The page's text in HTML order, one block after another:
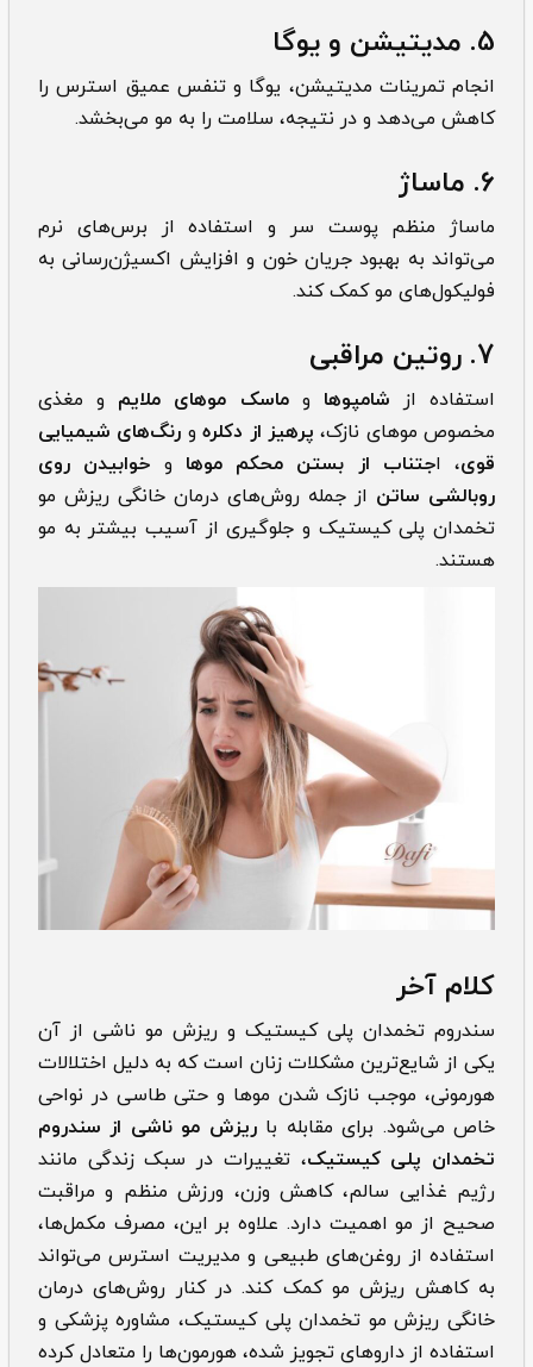
5. مدیتیشن و یوگا
انجام تمرینات مدیتیشن، یوگا و تنفس عمیق استرس را
کاهش می‌دهد و در نتیجه، سلامت را به مو می‌بخشد.
6. ماساژ
ماساژ منظم پوست سر و استفاده از برس‌های نرم
می‌تواند به بهبود جریان خون و افزایش اکسیژن‌رسانی به
فولیکول‌های مو کمک کند.
7. روتین مراقبی
استفاده از شامپوها وماسک موهای ملایم و مغذی
مخصوص موهای نازک، پرهیز از دکلرهو رنگ‌های شیمیایی
قوی، اجتناب از بستن محکم موها و خوابیدن روی
روبالشی ساتن از جمله ‌‌‌‌روش‌های درمان خانگی ریزش مو
تخمدان پلی کیستیک و جلوگیری از آسیب بیشتر به مو
هستند.
کلام آخر
سندروم ‌‌تخمدان پلی کیستیک و ریزش مو ناشی از آن
یکی از شایع‌ترین مشکلات زنان است که به دلیل اختلالات
هورمونی، موجب نازک شدن موها و حتی طاسی در نواحی
خاص می‌شود. برای مقابله با‌‌ریزش مو ناشی از سندروم
تخمدان پلی کیستیک، تغییرات در سبک زندگی مانند
رژیم غذایی سالم، کاهش وزن، ورزش منظم و مراقبت
صحیح از مو اهمیت دارد. علاوه بر این، مصرف مکمل‌ها،
استفاده از روغن‌های طبیعی و مدیریت استرس می‌تواند
به کاهش ریزش مو کمک کند. در کنار روش‌های درمان
خانگی ریزش مو تخمدان پلی کیستیک، مشاوره پزشکی و
استفاده از داروهای تجویز شده، هورمون‌ها را متعادل کرده